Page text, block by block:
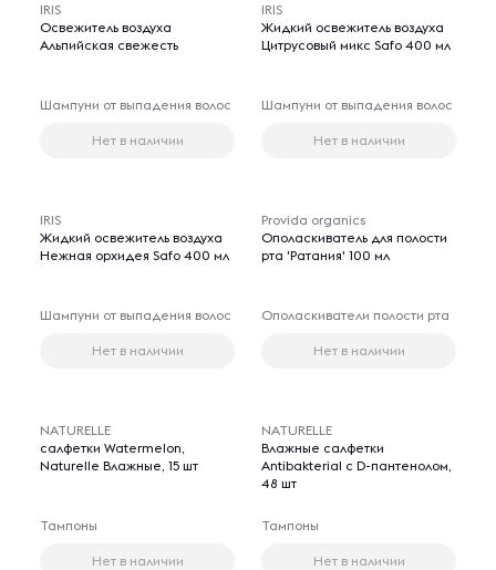
IRIS
Освежитель воздуха
Альпийская свежесть
Шампуни от выпадения волос
Нет в наличии
IRIS
Жидкий освежитель воздуха
Цитрусовый микс Safo 400 мл
Шампуни от выпадения волос
Нет в наличии
IRIS
Жидкий освежитель воздуха
Нежная орхидея Safo 400 мл
Шампуни от выпадения волос
Нет в наличии
Provida organics
Ополаскиватель для полости
рта 'Ратания' 100 мл
Ополаскиватели полости рта
Нет в наличии
NATURELLE
салфетки Watermelon,
Naturelle Влажные, 15 шт
Тампоны
Нет в наличии
NATURELLE
Влажные салфетки
Antibakterial с D-пантенолом,
48 шт
Тампоны
Нет в наличии